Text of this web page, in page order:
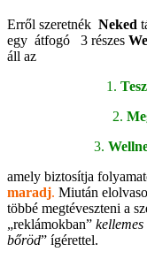
Erről szeretnék Neked
egy átfogó 3 részes
áll az
1.
2.
3.
amely biztosítja
maradj. Miután
többé megtéveszteni a
„reklámokban”
bőröd” ígérettel.